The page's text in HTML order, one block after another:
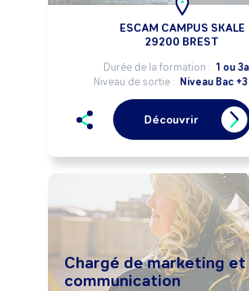
ESCAM CAMPUS SKALE
29200 BREST
Durée de la formation : 1 ou
Niveau de sortie : Niveau Bac
Découvrir
Chargé de marketing et
communication